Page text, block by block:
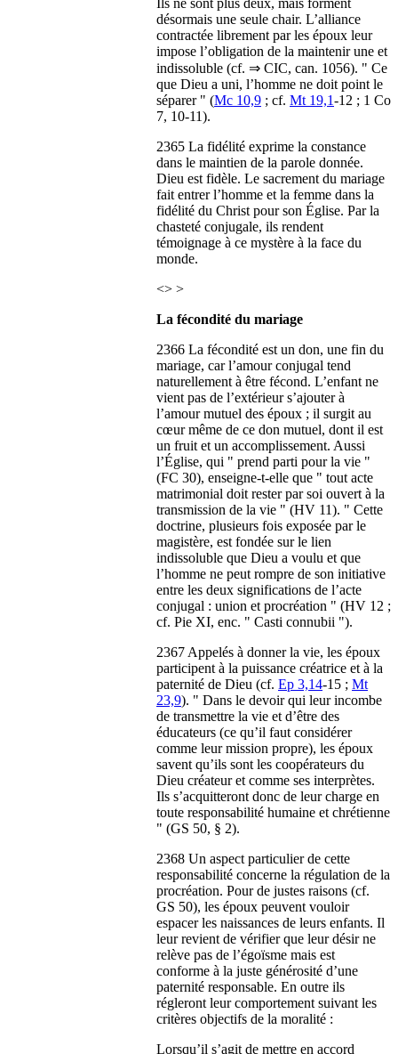
désormais une seule chair. L’alliance
contractée librement par les époux leur
impose l’obligation de la maintenir une et
indissoluble (cf. ⇒ CIC, can. 1056). " Ce
que Dieu a uni, l’homme ne doit point le
séparer " (Mc 10,9 ; cf. Mt 19,1-12 ; 1 Co
7, 10-11).
2365 La fidélité exprime la constance
dans le maintien de la parole donnée.
Dieu est fidèle. Le sacrement du mariage
fait entrer l’homme et la femme dans la
fidélité du Christ pour son Église. Par la
chasteté conjugale, ils rendent
témoignage à ce mystère à la face du
monde.
<> >
La fécondité du mariage
2366 La fécondité est un don, une fin du
mariage, car l’amour conjugal tend
naturellement à être fécond. L’enfant ne
vient pas de l’extérieur s’ajouter à
l’amour mutuel des époux ; il surgit au
cœur même de ce don mutuel, dont il est
un fruit et un accomplissement. Aussi
l’Église, qui " prend parti pour la vie "
(FC 30), enseigne-t-elle que " tout acte
matrimonial doit rester par soi ouvert à la
transmission de la vie " (HV 11). " Cette
doctrine, plusieurs fois exposée par le
magistère, est fondée sur le lien
indissoluble que Dieu a voulu et que
l’homme ne peut rompre de son initiative
entre les deux significations de l’acte
conjugal : union et procréation " (HV 12 ;
cf. Pie XI, enc. " Casti connubii ").
2367 Appelés à donner la vie, les époux
participent à la puissance créatrice et à la
paternité de Dieu (cf. Ep 3,14-15 ; Mt
23,9). " Dans le devoir qui leur incombe
de transmettre la vie et d’être des
éducateurs (ce qu’il faut considérer
comme leur mission propre), les époux
savent qu’ils sont les coopérateurs du
Dieu créateur et comme ses interprètes.
Ils s’acquitteront donc de leur charge en
toute responsabilité humaine et chrétienne
" (GS 50, § 2).
2368 Un aspect particulier de cette
responsabilité concerne la régulation de la
procréation. Pour de justes raisons (cf.
GS 50), les époux peuvent vouloir
espacer les naissances de leurs enfants. Il
leur revient de vérifier que leur désir ne
relève pas de l’égoïsme mais est
conforme à la juste générosité d’une
paternité responsable. En outre ils
régleront leur comportement suivant les
critères objectifs de la moralité :
Lorsqu’il s’agit de mettre en accord